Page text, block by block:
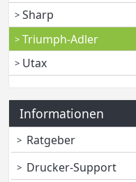
Sharp
Triumph-Adler
Utax
Informationen
Ratgeber
Drucker-Support